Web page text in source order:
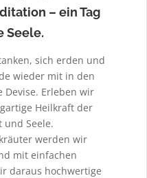
– ein Tag
Seele.
sich erden und
wieder mit in den
Erleben wir
Heilkraft der
und Seele.
werden wir
mit einfachen
daraus hochwertige